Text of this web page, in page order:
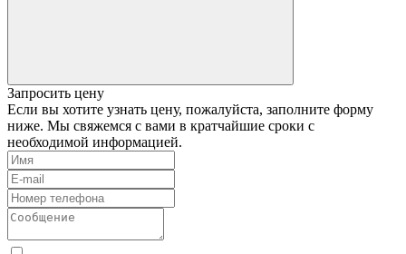
Запросить цену
Если вы хотите узнать цену, пожалуйста, заполните форму
ниже. Мы свяжемся с вами в кратчайшие сроки с
необходимой информацией.